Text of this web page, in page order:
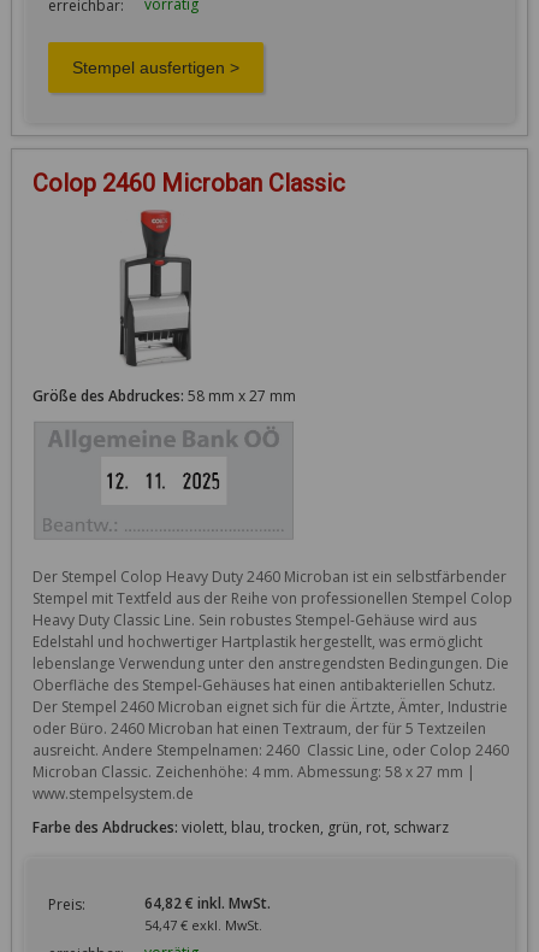
erreichbar: vorrätig
Colop 2460 Microban Classic
Größe des Abdruckes: 58 mm x 27 mm
Der Stempel Colop Heavy Duty 2460 Microban ist ein selbstfärbender
Stempel mit Textfeld aus der Reihe von professionellen Stempel Colop
Heavy Duty Classic Line. Sein robustes Stempel-Gehäuse wird aus
Edelstahl und hochwertiger Hartplastik hergestellt, was ermöglicht
lebenslange Verwendung unter den anstregendsten Bedingungen. Die
Oberfläche des Stempel-Gehäuses hat einen antibakteriellen Schutz.
Der Stempel 2460 Microban eignet sich für die Ärtzte, Ämter, Industrie
oder Büro. 2460 Microban hat einen Textraum, der für 5 Textzeilen
ausreicht. Andere Stempelnamen: 2460  Classic Line, oder Colop 2460
Microban Classic. Zeichenhöhe: 4 mm. Abmessung: 58 x 27 mm |
www.stempelsystem.de
Farbe des Abdruckes: violett, blau, trocken, grün, rot, schwarz
Preis: 64,82 € inkl. MwSt.
54,47 € exkl. MwSt.